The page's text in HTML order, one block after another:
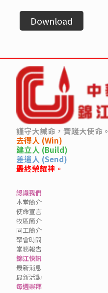
Download
謹守大誡命，實踐大使命。
去得人 (Win)
建立人 (Build)
差遣人 (Send)
最終榮耀神。
認識我們
本堂簡介
使命宣言
牧區簡介
同工簡介
聚會時間
堂務報告
錦江快訊
最新消息
最新活動
每週崇拜